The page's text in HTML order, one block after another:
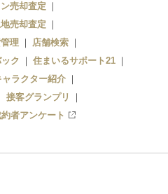
売却査定
売却査定
理
店舗検索
ク
住まいるサポート21
ラクター紹介
接客グランプリ
約者アンケート